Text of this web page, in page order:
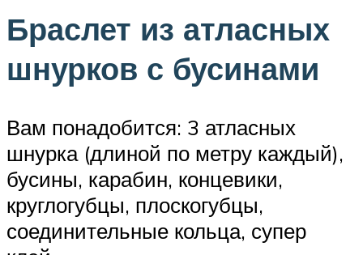
Браслет из атласных
шнурков с бусинами
Вам понадобится: 3 атласных
шнурка (длиной по метру каждый),
бусины, карабин, концевики,
круглогубцы, плоскогубцы,
соединительные кольца, супер